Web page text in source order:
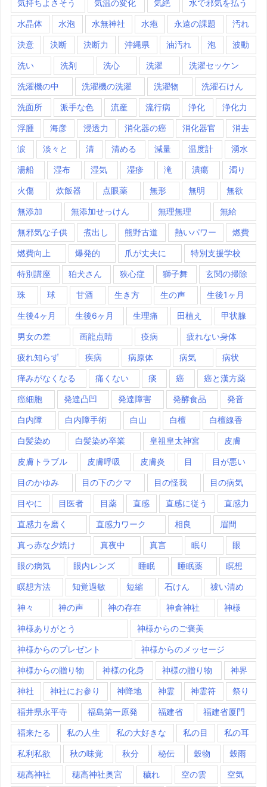
気持ちよさそう 気温の変化 気絶 水で邪気を払う
水晶体 水泡 水無神社 水疱 永遠の課題 汚れ
決意 決断 決断力 沖縄県 油汚れ 泡 波動
洗い 洗剤 洗心 洗濯 洗濯セッケン
洗濯機の中 洗濯機の洗濯 洗濯物 洗濯石けん
洗面所 派手な色 流産 流行病 浄化 浄化力
浮腫 海彦 浸透力 消化器の癌 消化器官 消去
涙 淡々と 清 清める 減量 温度計 湧水
湯船 湿布 湿気 湿疹 滝 潰瘍 濁り
火傷 炊飯器 点眼薬 無形 無明 無欲
無添加 無添加せっけん 無理無理 無給
無邪気な子供 煮出し 熊野古道 熱いパワー 燃費
燃費向上 爆発的 爪が丈夫に 特別支援学校
特別講座 狛犬さん 狭心症 獅子舞 玄関の掃除
珠 球 甘酒 生き方 生の声 生後1ヶ月
生後4ヶ月 生後6ヶ月 生理痛 田植え 甲状腺
男女の差 画龍点睛 疫病 疲れない身体
疲れ知らず 疾病 病原体 病気 病状
痒みがなくなる 痛くない 痰 癌 癌と漢方薬
癌細胞 発達凸凹 発達障害 発酵食品 発音
白内障 白内障手術 白山 白檀 白檀線香
白髪染め 白髪染め卒業 皇祖皇太神宮 皮膚
皮膚トラブル 皮膚呼吸 皮膚炎 目 目が悪い
目のかゆみ 目の下のクマ 目の怪我 目の病気
目やに 目医者 目薬 直感 直感に従う 直感力
直感力を磨く 直感力ワーク 相良 眉間
真っ赤な夕焼け 真夜中 真言 眠り 眼
眼の病気 眼内レンズ 睡眠 睡眠薬 瞑想
瞑想方法 知覚過敏 短縮 石けん 祓い清め
神々 神の声 神の存在 神倉神社 神様
神様ありがとう 神様からのご褒美
神様からのプレゼント 神様からのメッセージ
神様からの贈り物 神様の化身 神様の贈り物 神界
神社 神社にお参り 神降地 神霊 神霊符 祭り
福井県永平寺 福島第一原発 福建省 福建省厦門
福来たる 私の人生 私の大好きな 私の目 私の耳
私利私欲 秋の味覚 秋分 秘伝 穀物 穀雨
穂高神社 穂高神社奥宮 穢れ 空の雲 空気